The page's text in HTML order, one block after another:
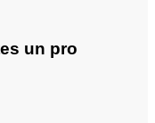
un pro